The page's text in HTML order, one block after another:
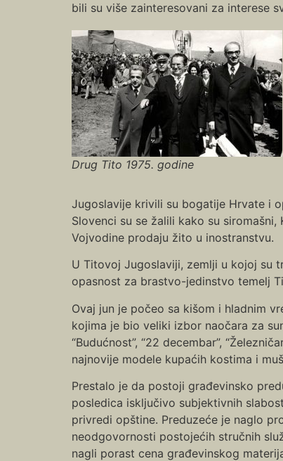
bili su više zainteresovani za interese
Drug Tito 1975. godine
Jugoslavije krivili su bogatije Hrvate i
Slovenci su se žalili kako su
Vojvodine prodaju žito u inostranstvu.
U Titovoj Jugoslaviji, zemlji u kojoj su
opasnost za brastvo-jedinstvo temelj
Ovaj jun je počeo sa kišom i hladnim
kojima je bio veliki izbor naočara za
“Budućnost”, “22 decembar”,
najnovije modele kupaćih kostima i
Prestalo je da postoji građevinsko
posledica isključivo subjektivnih
privredi opštine. Preduzeće je naglo
neodgovornosti postojećih stručnih
nagli porast cena građevinskog